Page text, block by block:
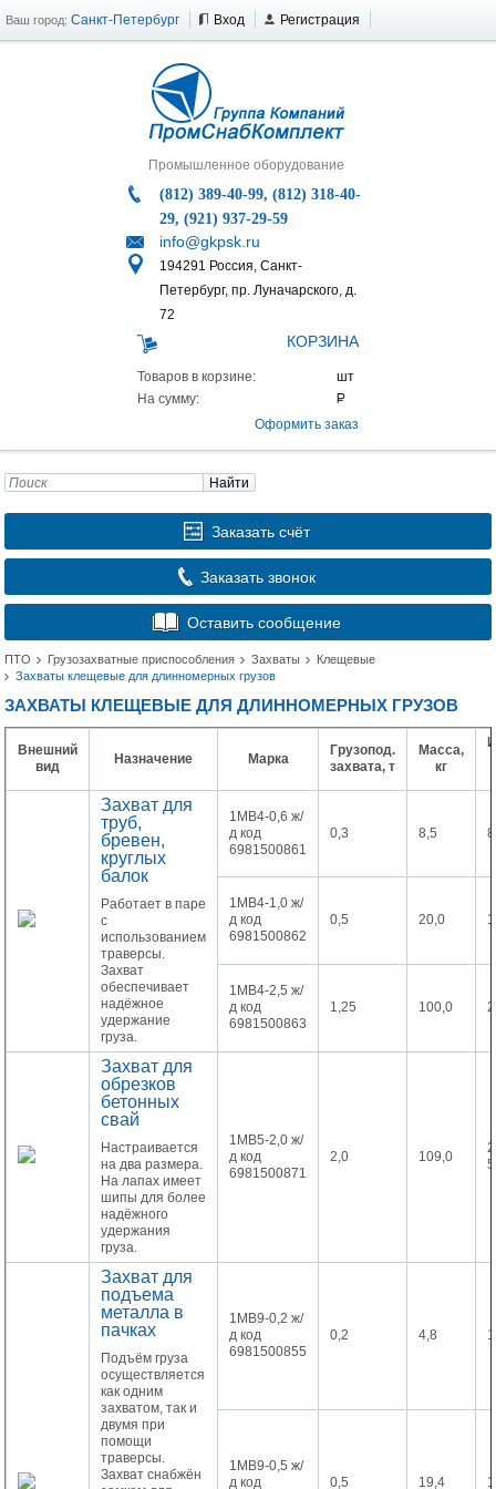
Ваш город: Санкт-Петербург Вход Регистрация
Промышленное оборудование
(812) 389-40-99, (812) 318-40-
29, (921) 937-29-59
info@gkpsk.ru
194291 Россия, Санкт-
Петербург, пр. Луначарского, д.
72
КОРЗИНА
Товаров в корзине:
На сумму:
Оформить заказ
Найти
Заказать счёт
Заказать звонок
Оставить сообщение
ПТО Грузозахватные приспособления Захваты
Клещевые
Захваты клещевые для длинномерных грузов
ЗАХВАТЫ КЛЕЩЕВЫЕ ДЛЯ ДЛИННОМЕРНЫХ ГРУЗОВ
Внешний
вид
Назначение Марка
Грузопод.
захвата, т
Масса,
кг
Захват для
труб,
бревен,
круглых
балок
Работает в паре
с
использованием
траверсы.
Захват
обеспечивает
надёжное
удержание
груза.
1МВ4-0,6 ж/
д код
6981500861
0,3 8,5
1МВ4-1,0 ж/
д код
6981500862
0,5 20,0
1МВ4-2,5 ж/
д код
6981500863
1,25 100,0
Захват для
обрезков
бетонных
свай
Настраивается
на два размера.
На лапах имеет
шипы для более
надёжного
удержания
груза.
1МВ5-2,0 ж/
д код
6981500871
2,0 109,0
Захват для
подъема
металла в
пачках
Подъём груза
осуществляется
как одним
захватом, так и
двумя при
помощи
траверсы.
Захват снабжён
1МВ9-0,2 ж/
д код
6981500855
0,2 4,8
1МВ9-0,5 ж/
д код
0,5 19,4